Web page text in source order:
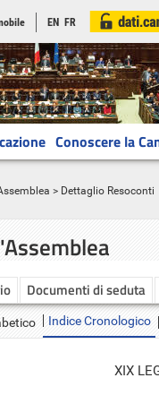
EN FR
Conoscere la
> Dettaglio Resoconti
Documenti di seduta
Indice Cronologico
XIX